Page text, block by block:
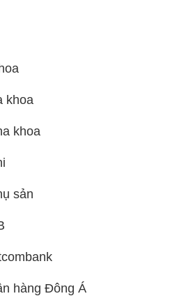
khoa
khoa
sản
hàng Đông Á